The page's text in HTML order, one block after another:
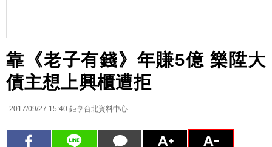
靠《老子有錢》年賺5億 樂陞大
債主想上興櫃遭拒
2017/09/27 15:40 鉅亨台北資料中心